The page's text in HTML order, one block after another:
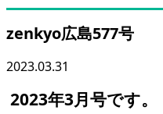
zenkyo広島577号
2023.03.31
2023年3月号です。